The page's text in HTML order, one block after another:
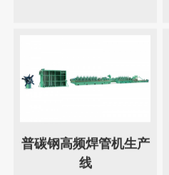
普碳钢高频焊管机生产
线